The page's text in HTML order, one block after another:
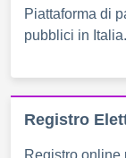
Piattaforma di
pubblici in
Registro
Registro online